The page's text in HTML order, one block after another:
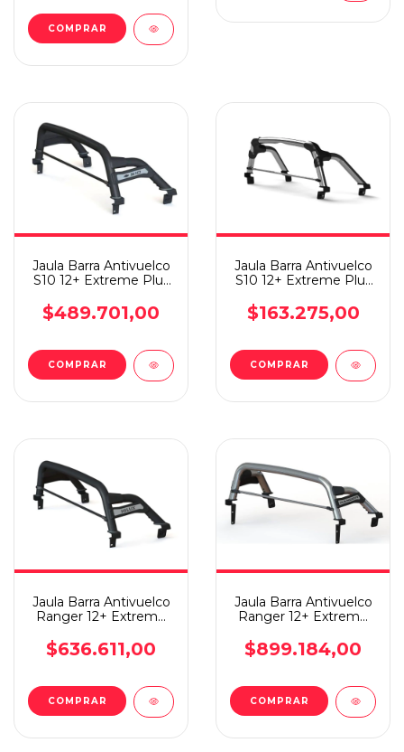
Jaula Barra Antivuelco
S10 12+ Extreme Plus
$489.701,00
Jaula Barra Antivuelco
S10 12+ Extreme Plus
$163.275,00
Jaula Barra Antivuelco
Ranger 12+ Extreme
$636.611,00
Jaula Barra Antivuelco
Ranger 12+ Extreme
$899.184,00